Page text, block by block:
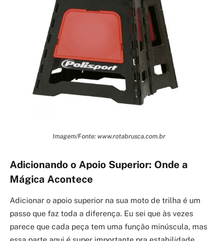
Imagem/Fonte: www.rotabrusca.com.br
Adicionando o Apoio Superior: Onde a
Mágica Acontece
Adicionar o apoio superior na sua moto de trilha é um
passo que faz toda a diferença. Eu sei que às vezes
parece que cada peça tem uma função minúscula, mas